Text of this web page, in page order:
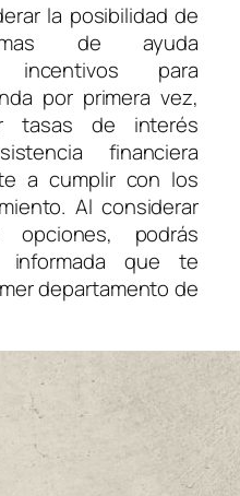
la posibilidad de
de ayuda
incentivos para
por primera vez,
tasas de interés
financiera
a cumplir con los
Al considerar
opciones, podrás
informada que te
departamento de